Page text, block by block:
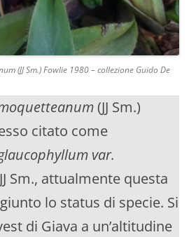
(JJ Sm.) Fowlie 1980 – collezione Guido De
(JJ Sm.)
citato come
var.
JJ Sm., attualmente questa
lo status di specie. Si
di Giava a un’altitudine